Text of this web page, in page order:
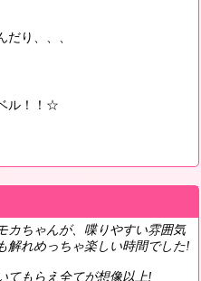
だり、、、
ル！！☆
カちゃんが、喋りやすい雰囲気
解れめっちゃ楽しい時間でした!
てもらえ全てが想像以上!